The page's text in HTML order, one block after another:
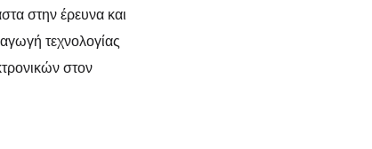
στην έρευνα και
τεχνολογίας
στον